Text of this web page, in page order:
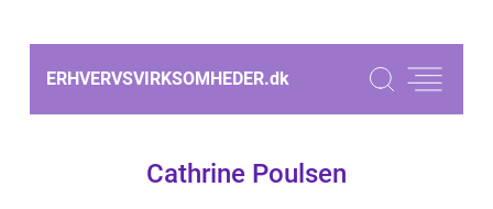
ERHVERVSVIRKSOMHEDER.dk
Cathrine Poulsen